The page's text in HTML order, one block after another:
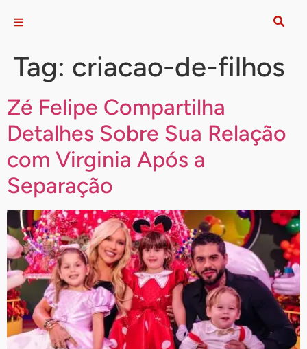
Tag: criacao-de-filhos
Zé Felipe Compartilha
Detalhes Sobre Sua Relação
com Virginia Após a
Separação